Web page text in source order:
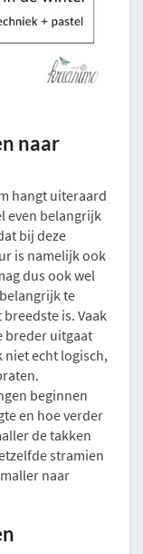
naar
hangt uiteraard
even belangrijk
bij deze
is namelijk ook
dus ook wel
te
is. Vaak
breder uitgaat
niet echt logisch,
beginnen
en hoe verder
de takken
stramien
naar